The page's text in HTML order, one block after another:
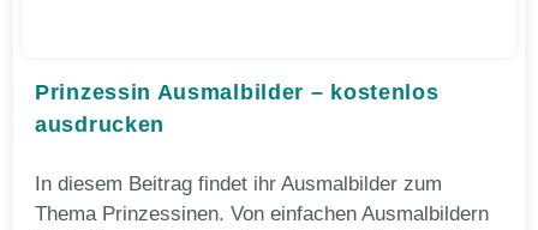
Prinzessin Ausmalbilder – kostenlos
ausdrucken
In diesem Beitrag findet ihr Ausmalbilder zum
Thema Prinzessinen. Von einfachen Ausmalbildern